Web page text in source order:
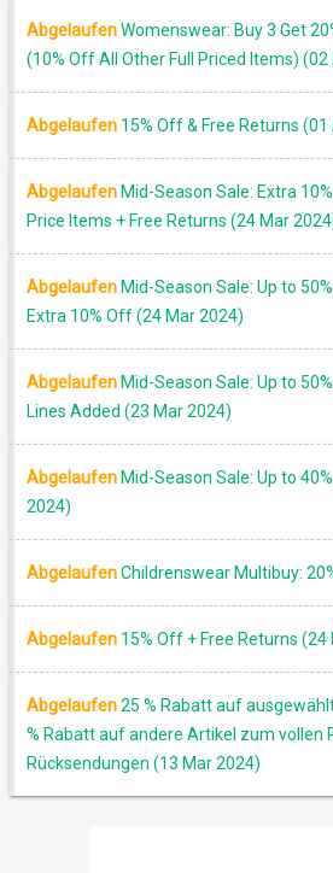
AbgelaufenWomenswear: Buy 3 Get
(10% Off All Other Full Priced Items) (02
Abgelaufen 15% Off & Free Returns
Abgelaufen Mid-Season Sale: Extra
Price Items + Free Returns (24 Mar
Abgelaufen Mid-Season Sale: Up to
Extra 10% Off (24 Mar 2024)
Abgelaufen Mid-Season Sale: Up to
Lines Added (23 Mar 2024)
Abgelaufen Mid-Season Sale: Up to
2024)
AbgelaufenChildrenswear Multibuy:
Abgelaufen 15% Off + Free Returns (24
Abgelaufen25 % Rabatt auf
% Rabatt auf andere Artikel zum vollen
Rücksendungen (13 Mar 2024)